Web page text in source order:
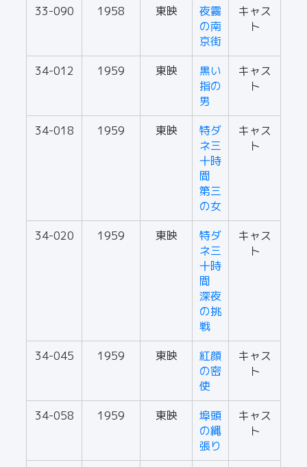
33-090 1958 東映
夜霧
の南
京街
キャス
ト
34-012 1959 東映
黒い
指の
男
キャス
ト
34-018 1959 東映
特ダ
ネ三
十時
間
第三
の女
キャス
ト
34-020 1959 東映
特ダ
ネ三
十時
間
深夜
の挑
戦
キャス
ト
34-045 1959 東映
紅顔
の密
使
キャス
ト
34-058 1959 東映
埠頭
の縄
張り
キャス
ト